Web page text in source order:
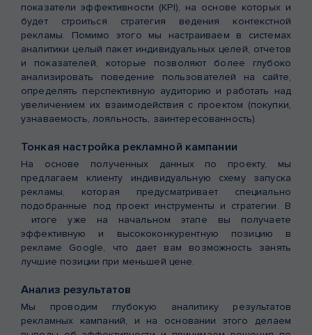
показатели эффективности (KPI), на основе которых и
будет строиться стратегия ведения контекстной
рекламы. Помимо этого мы настраиваем в системах
аналитики целый пакет индивидуальных целей, отчетов
и показателей, которые позволяют более глубоко
анализировать поведение пользователей на сайте,
определять перспективную аудиторию и работать над
увеличением их взаимодействия с проектом (покупки,
узнаваемость, лояльность, заинтересованность).
Тонкая настройка рекламной кампании
На основе полученных данных по проекту, мы
предлагаем клиенту индивидуальную схему запуска
рекламы, которая предусматривает специально
подобранные под проект инструменты и стратегии. В
итоге уже на начальном этапе вы получаете
эффективную и высококонкурентную позицию в
рекламе Google, что дает вам возможность занять
лучшие позиции при меньшей цене.
Анализ результатов
Мы проводим глубокую аналитику результатов
рекламных кампаний, и на основании этого делаем